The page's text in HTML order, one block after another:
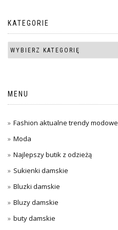
KATEGORIE
MENU
Fashion aktualne trendy modowe
Moda
Najlepszy butik z odzieżą
Sukienki damskie
Bluzki damskie
Bluzy damskie
buty damskie